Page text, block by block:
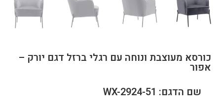
כורסא מעוצבת ונוחה עם רגלי ברזל דגם יורק –
אפור
שם הדגם: WX-2924-51